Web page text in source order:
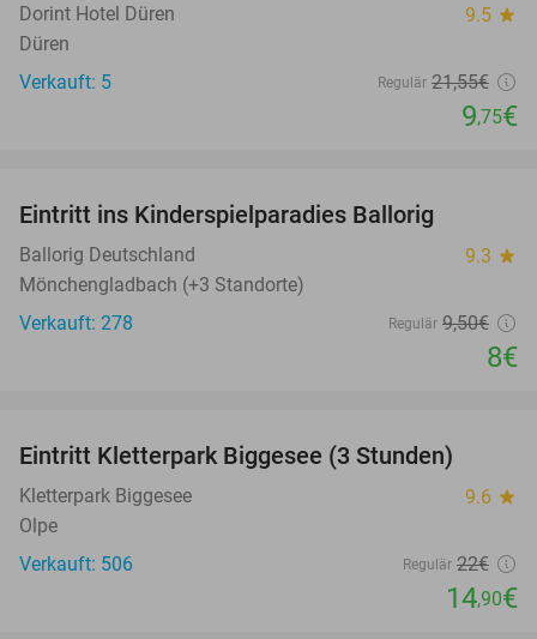
Dorint Hotel Düren 9.5 star
Düren
Verkauft: 5
Regulär 21,55€
9,75€
Eintritt ins Kinderspielparadies Ballorig
Ballorig Deutschland 9.3 star
Mönchengladbach (+3 Standorte)
Verkauft: 278
Regulär 9,50€
8€
Eintritt Kletterpark Biggesee (3 Stunden)
Kletterpark Biggesee 9.6 star
Olpe
Verkauft: 506
Regulär 22€
14,90€